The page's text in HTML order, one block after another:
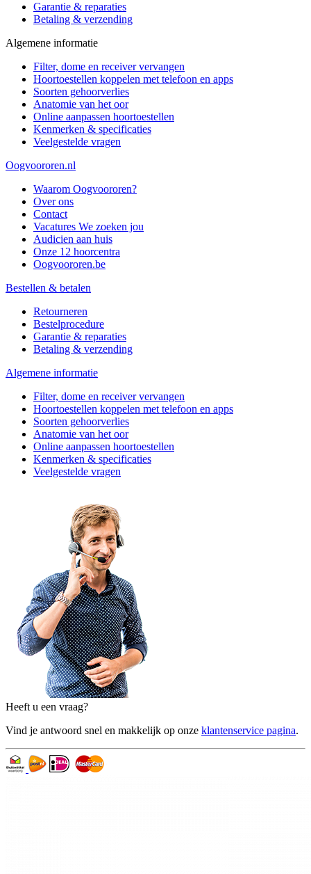
Garantie & reparaties
Betaling & verzending
Algemene informatie
Filter, dome en receiver vervangen
Hoortoestellen koppelen met telefoon en apps
Soorten gehoorverlies
Anatomie van het oor
Online aanpassen hoortoestellen
Kenmerken & specificaties
Veelgestelde vragen
Oogvoororen.nl
Waarom Oogvoororen?
Over ons
Contact
Vacatures We zoeken jou
Audicien aan huis
Onze 12 hoorcentra
Oogvoororen.be
Bestellen & betalen
Retourneren
Bestelprocedure
Garantie & reparaties
Betaling & verzending
Algemene informatie
Filter, dome en receiver vervangen
Hoortoestellen koppelen met telefoon en apps
Soorten gehoorverlies
Anatomie van het oor
Online aanpassen hoortoestellen
Kenmerken & specificaties
Veelgestelde vragen
Heeft u een vraag?
Vind je antwoord snel en makkelijk op onze klantenservice pagina.